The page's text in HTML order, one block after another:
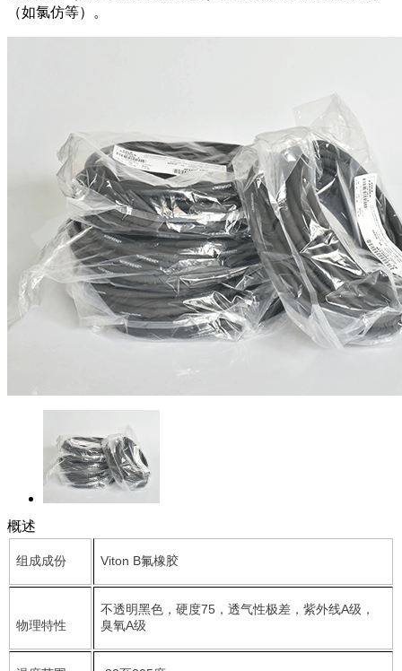
（如氯仿等）。
概述
组成成份 Viton B氟橡胶
物理特性
不透明黑色，硬度75，透气性极差，紫外线A级，
臭氧A级